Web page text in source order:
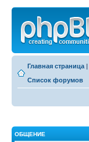
Главная страница |
Список форумов
ОБЩЕНИЕ